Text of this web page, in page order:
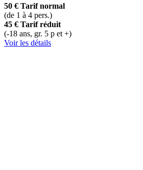
50 € Tarif normal
(de 1 à 4 pers.)
45 € Tarif réduit
(-18 ans, gr. 5 p et +)
Voir les détails